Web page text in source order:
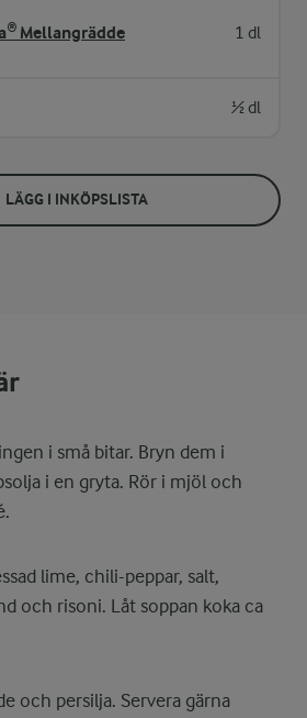
Mellangrädde 1 dl
½ dl
LÄGG I INKÖPSLISTA
i små bitar. Bryn dem i
i en gryta. Rör i mjöl och
lime, chili-peppar, salt,
och risoni. Låt soppan koka ca
och persilja. Servera gärna